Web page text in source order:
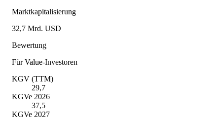
Marktkapitalisierung
32,7 Mrd. USD
Bewertung
Für Value-Investoren
KGV (TTM)
29,7
KGVe 2026
37,5
KGVe 2027